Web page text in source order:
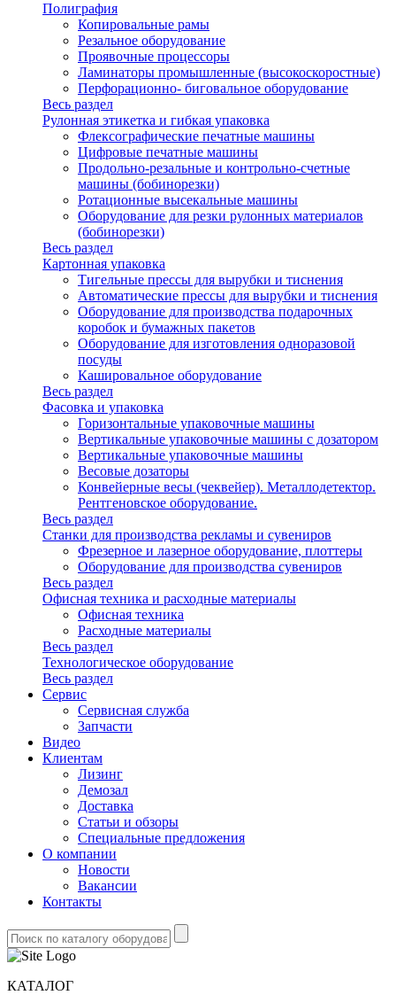
Полиграфия
Копировальные рамы
Резальное оборудование
Проявочные процессоры
Ламинаторы промышленные (высокоскоростные)
Перфорационно- биговальное оборудование
Весь раздел
Рулонная этикетка и гибкая упаковка
Флексографические печатные машины
Цифровые печатные машины
Продольно-резальные и контрольно-счетные
машины (бобинорезки)
Ротационные высекальные машины
Оборудование для резки рулонных материалов
(бобинорезки)
Весь раздел
Картонная упаковка
Тигельные прессы для вырубки и тиснения
Автоматические прессы для вырубки и тиснения
Оборудование для производства подарочных
коробок и бумажных пакетов
Оборудование для изготовления одноразовой
посуды
Кашировальное оборудование
Весь раздел
Фасовка и упаковка
Горизонтальные упаковочные машины
Вертикальные упаковочные машины с дозатором
Вертикальные упаковочные машины
Весовые дозаторы
Конвейерные весы (чеквейер). Металлодетектор.
Рентгеновское оборудование.
Весь раздел
Станки для производства рекламы и сувениров
Фрезерное и лазерное оборудование, плоттеры
Оборудование для производства сувениров
Весь раздел
Офисная техника и расходные материалы
Офисная техника
Расходные материалы
Весь раздел
Технологическое оборудование
Весь раздел
Сервис
Сервисная служба
Запчасти
Видео
Клиентам
Лизинг
Демозал
Доставка
Статьи и обзоры
Специальные предложения
О компании
Новости
Вакансии
Контакты
КАТАЛОГ